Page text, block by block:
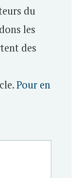
du
les
des
Pour en